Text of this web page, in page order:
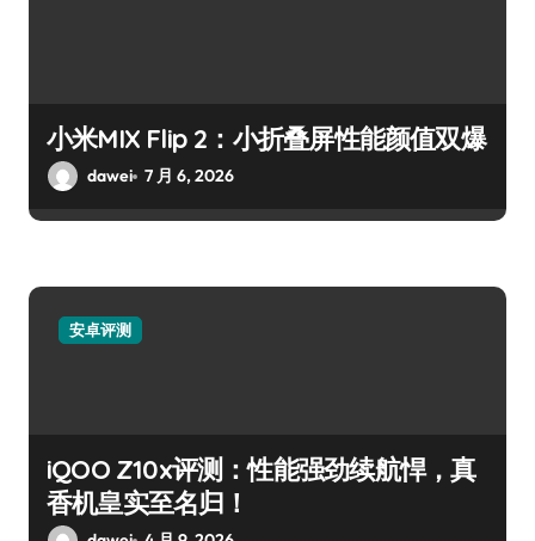
小米MIX Flip 2：小折叠屏性能颜值双爆
dawei 7 月 6, 2026
安卓评测
iQOO Z10x评测：性能强劲续航悍，真
香机皇实至名归！